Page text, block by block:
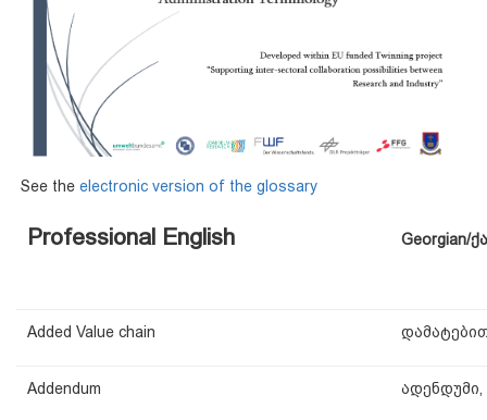
See the electronic version of the glossary
Professional English Georgian/
Added Value chain
Addendum